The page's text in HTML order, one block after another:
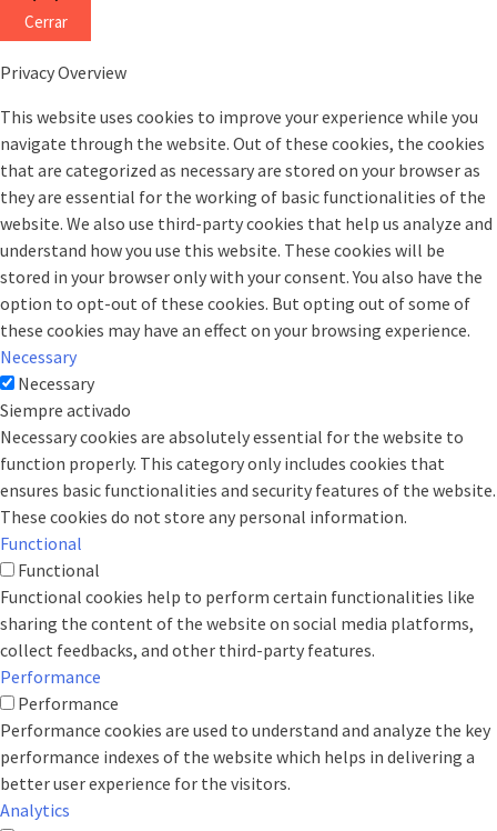
Cerrar
Privacy Overview
This website uses cookies to improve your experience while you
navigate through the website. Out of these cookies, the cookies
that are categorized as necessary are stored on your browser as
they are essential for the working of basic functionalities of the
website. We also use third-party cookies that help us analyze and
understand how you use this website. These cookies will be
stored in your browser only with your consent. You also have the
option to opt-out of these cookies. But opting out of some of
these cookies may have an effect on your browsing experience.
Necessary
Necessary
Siempre activado
Necessary cookies are absolutely essential for the website to
function properly. This category only includes cookies that
ensures basic functionalities and security features of the website.
These cookies do not store any personal information.
Functional
Functional
Functional cookies help to perform certain functionalities like
sharing the content of the website on social media platforms,
collect feedbacks, and other third-party features.
Performance
Performance
Performance cookies are used to understand and analyze the key
performance indexes of the website which helps in delivering a
better user experience for the visitors.
Analytics